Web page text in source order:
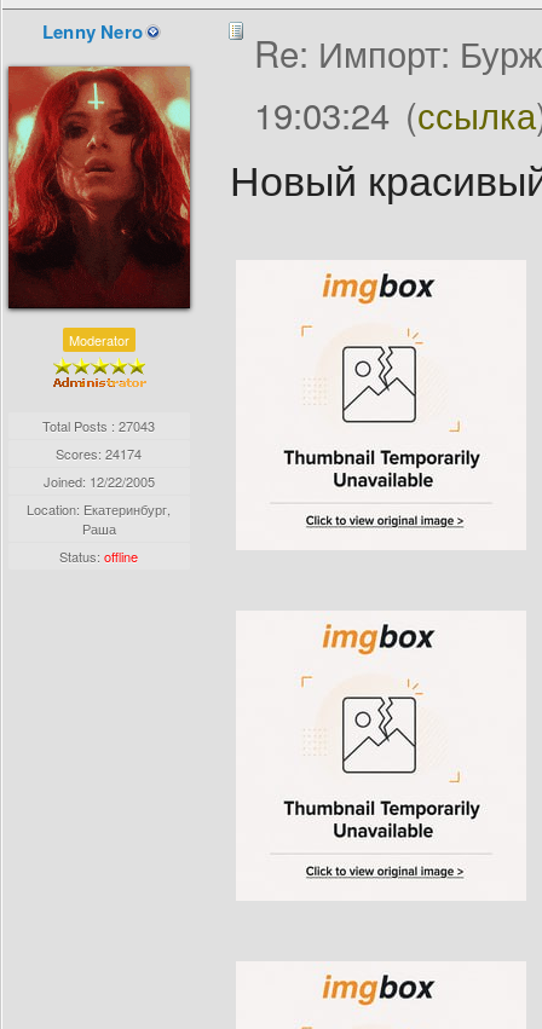
Lenny Nero
Moderator
Total Posts : 27043
Scores: 24174
Joined: 12/22/2005
Location: Екатеринбург,
Раша
Status:offline
Re: Импорт:
19:03:24 (ссылка
Новый